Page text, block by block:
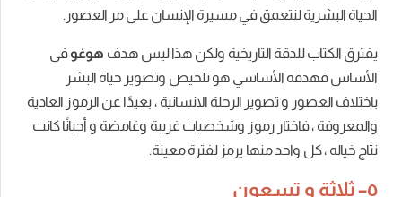
لنتعمقفيمسيرةالإنسان علىمر العصور.
للدقةالتاريخيةولكنهذاليسهدف هوغوفى
الأساسيهوتلخيصوتصويرحياةالبشر
وتصويرالرحلةالانسانية، بعيدًاعنالرموز العادية
رموز وشخصيات غريبة وغامضةو أحيانًاكانت
واحدمنهايرمزلفترةمعينة .
تسعون